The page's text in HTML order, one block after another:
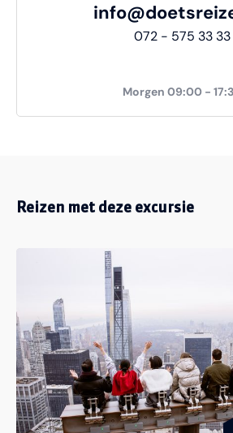
072 - 575 33 33
Morgen 09:00 -
Reizen met deze excursie